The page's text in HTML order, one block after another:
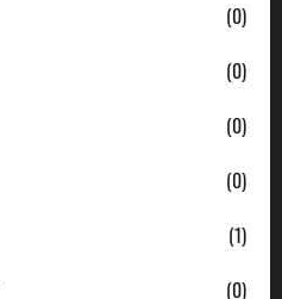
(0)
(0)
(0)
(0)
(1)
(0)